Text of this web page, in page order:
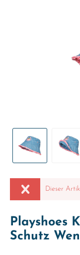
Dieser
Playshoes
Schutz